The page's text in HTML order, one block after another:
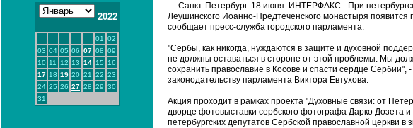
2022
01
02
03 04 05 06 07 08 09
10 11 12 13 14 15
16
17 18 19 20 21 22 23
24 25 26 27 28 29 30
31
Санкт-Петербург. 18 июня. ИHТЕРФАКС - При
Леушинского Иоанно-Предтеченского монастыря
сообщает пресс-служба городского парламента.
"Сербы, как никогда, нуждаются в защите и духовной
не должны оставаться в стороне от этой проблемы. Мы
сохранить православие в Косове и спасти сердце
законодательству парламента Виктора Евтухова.
Акция проходит в рамках проекта "Духовные связи: от
дворце фотовыставки сербского фотографа Дарко Дозета
петербургских депутатов Сербской православной церкви в